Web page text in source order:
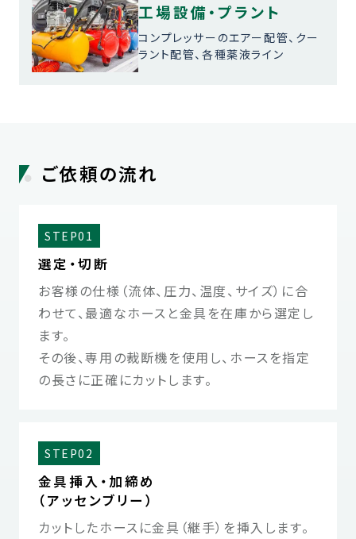
工場設備・プラント
コンプレッサーのエアー配管、クー
ラント配管、各種薬液ライン
ご依頼の流れ
STEP01
選定・切断
お客様の仕様（流体、圧力、温度、サイズ）に合
わせて、最適なホースと金具を在庫から選定し
ます。
その後、専用の裁断機を使用し、ホースを指定
の長さに正確にカットします。
STEP02
金具挿入・加締め
（アッセンブリー）
カットしたホースに金具（継手）を挿入します。